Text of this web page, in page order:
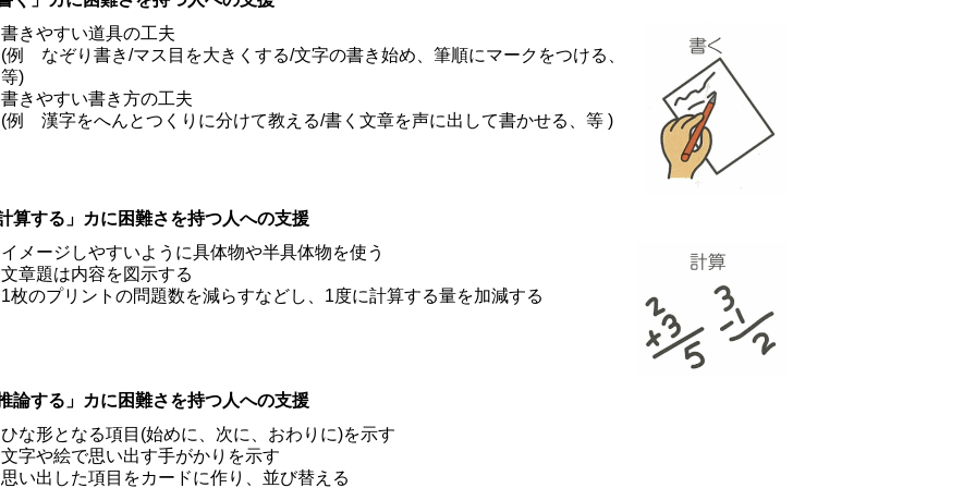
書きやすい道具の工夫
(例 なぞり書き/マス目を大きくする/文字の書き始め、筆順にマークをつける、
等)
書きやすい書き方の工夫
(例 漢字をへんとつくりに分けて教える/書く文章を声に出して書かせる、等 )
算する」カに困難さを持つ人への支援
イメージしやすいように具体物や半具体物を使う
文章題は内容を図示する
1枚のプリントの問題数を減らすなどし、1度に計算する量を加減する
論する」カに困難さを持つ人への支援
ひな形となる項目(始めに、次に、おわりに)を示す
文字や絵で思い出す手がかりを示す
思い出した項目をカードに作り、並び替える